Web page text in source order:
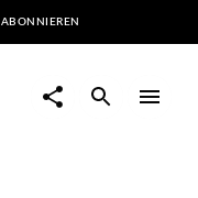
ABONNIEREN